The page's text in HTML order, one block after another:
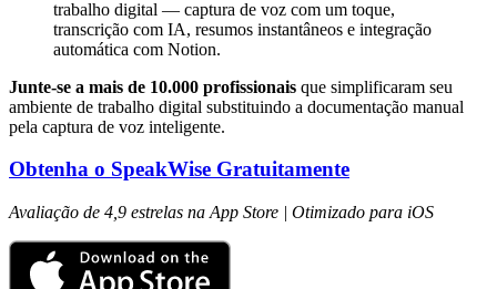
trabalho digital — captura de voz com um toque,
transcrição com IA, resumos instantâneos e integração
automática com Notion.
Junte-se a mais de 10.000 profissionais que simplificaram seu
ambiente de trabalho digital substituindo a documentação manual
pela captura de voz inteligente.
Obtenha o SpeakWise Gratuitamente
Avaliação de 4,9 estrelas na App Store | Otimizado para iOS